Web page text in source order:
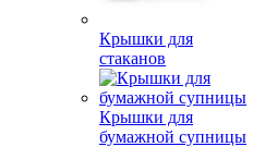
Крышки для
стаканов
Крышки для
бумажной супницы